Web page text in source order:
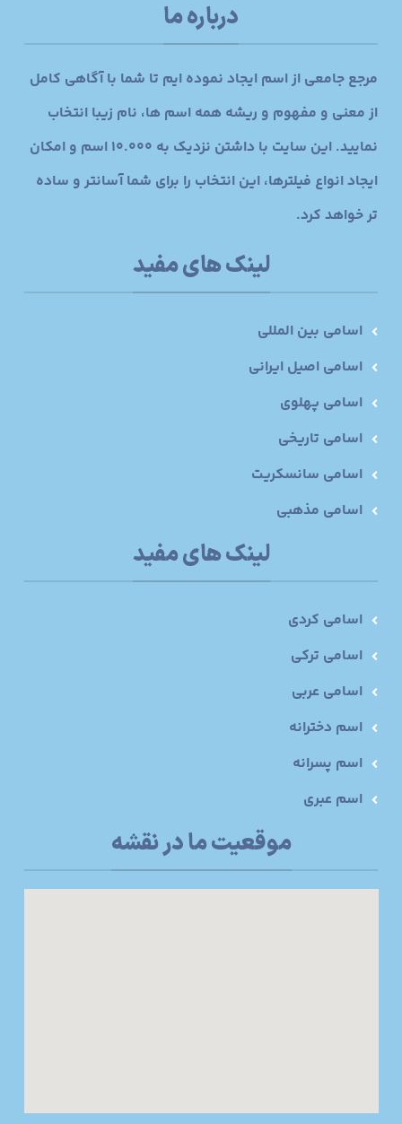
درباره ما
مرجع جامعی از اسم ایجاد نموده ایم تا شما با آگاهی کامل
از معنی و مفهوم و ریشه همه اسم ها، نام زیبا انتخاب
نمایید. این سایت با داشتن نزدیک به 10.000 اسم و امکان
ایجاد انواع فیلترها، این انتخاب را برای شما آسانتر و ساده
تر خواهد کرد.
لینک های مفید
اسامی بین المللی
اسامی اصیل ایرانی
اسامی پهلوی
اسامی تاریخی
اسامی سانسکریت
اسامی مذهبی
لینک های مفید
اسامی کردی
اسامی ترکی
اسامی عربی
اسم دخترانه
اسم پسرانه
اسم عبری
موقعیت ما در نقشه